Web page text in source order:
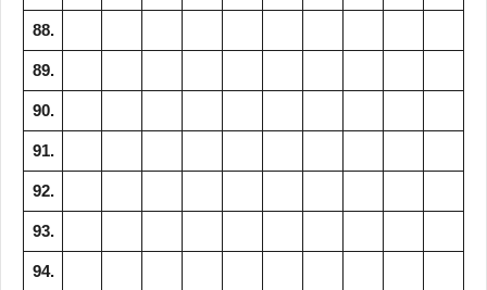
88.
89.
90.
91.
92.
93.
94.